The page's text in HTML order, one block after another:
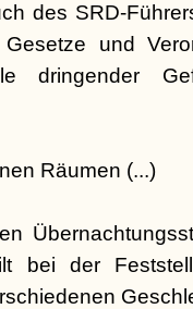
des SRD-
und
dringender
Räumen (...)
bei der